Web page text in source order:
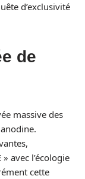
d’exclusivité
de
massive des
avec l’écologie
cette